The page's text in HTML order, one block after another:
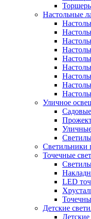
Настольные
Уличное
Светильники
Точечные
LED
Детские